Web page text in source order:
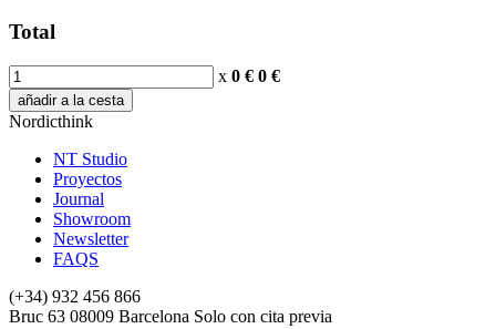
Total
x 0 € 0 €
añadir a la cesta
Nordicthink
NT Studio
Proyectos
Journal
Showroom
Newsletter
FAQS
(+34) 932 456 866
Bruc 63 08009 Barcelona Solo con cita previa